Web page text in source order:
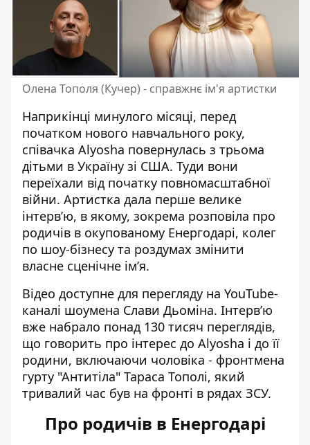
Олена Тополя (Кучер) - справжнє ім'я артистки
Наприкінці минулого місяці, перед
початком нового навчального року,
співачка Alyosha повернулась з трьома
дітьми в Україну зі США. Туди вони
переїхали від початку повномасштабної
війни. Артистка дала перше велике
інтерв’ю, в якому, зокрема розповіла про
родичів в окупованому Енергодарі, колег
по шоу-бізнесу та роздумах змінити
власне сценічне ім’я.
Відео доступне для перегляду на YouTube-
каналі шоумена Слави Дьоміна. Інтерв’ю
вже набрало понад 130 тисяч переглядів,
що говорить про інтерес до Alyosha і до її
родини, включаючи чоловіка - фронтмена
гурту "Антитіла" Тараса Тополі, який
тривалий час був на фронті в рядах ЗСУ.
Про родичів в Енергодарі